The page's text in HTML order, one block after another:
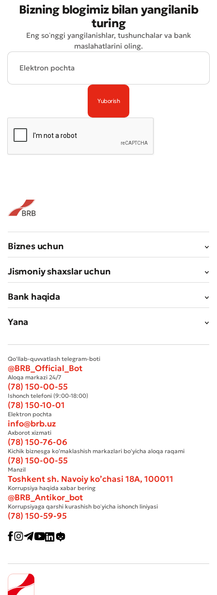
Bizning blogimiz bilan yangilanib
turing
Eng soʻnggi yangilanishlar, tushunchalar va bank
maslahatlarini oling.
Biznes uchun
Jismoniy shaxslar uchun
Bank haqida
Yana
Qo'llab-quvvatlash telegram-boti
@BRB_Official_Bot
Aloqa markazi 24/7
(78) 150-00-55
Ishonch telefoni (9:00-18:00)
(78) 150-10-01
Elektron pochta
info@brb.uz
Axborot xizmati
(78) 150-76-06
Kichik biznesga ko’maklashish markazlari bo'yicha aloqa raqami
(78) 150-00-55
Manzil
Toshkent sh. Navoiy ko’chasi 18А, 100011
Korrupsiya haqida xabar bering
@BRB_Antikor_bot
Korrupsiyaga qarshi kurashish boʻyicha ishonch liniyasi
(78) 150-59-95